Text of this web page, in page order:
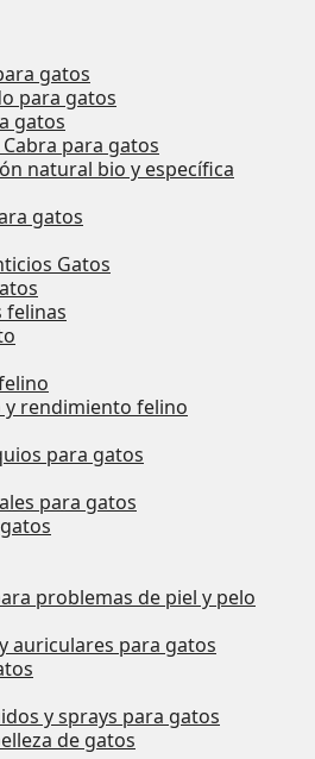
gatos
para gatos
gatos
para gatos
natural bio y específica
gatos
Gatos
felinas
rendimiento felino
para gatos
para gatos
problemas de piel y pelo
auriculares para gatos
y sprays para gatos
de gatos